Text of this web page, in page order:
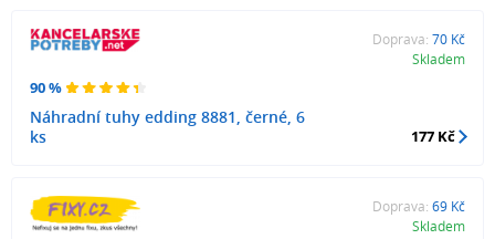
90 %
Náhradní tuhy edding 8881, černé, 6
ks
Doprava: 70 Kč
Skladem
177 Kč
Doprava: 69 Kč
Skladem